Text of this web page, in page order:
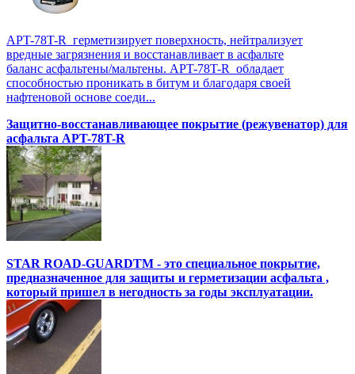
APT-78T-R герметизирует поверхность, нейтрализует
вредные загрязнения и восстанавливает в асфальте
баланс асфальтены/мальтены. APT-78T-R обладает
способностью проникать в битум и благодаря своей
нафтеновой основе соеди...
Защитно-восстанавливающее покрытие (режувенатор) для
асфальта APT-78T-R
STAR ROAD-GUARDTM - это специальное покрытие,
предназначенное для защиты и герметизации асфальта ,
который пришел в негодность за годы эксплуатации.